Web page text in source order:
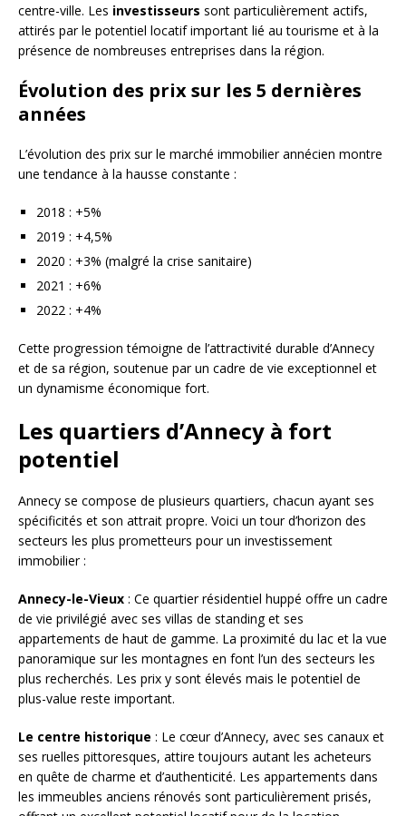
centre-ville. Les investisseurs sont particulièrement actifs,
attirés par le potentiel locatif important lié au tourisme et à la
présence de nombreuses entreprises dans la région.
Évolution des prix sur les 5 dernières
années
L’évolution des prix sur le marché immobilier annécien montre
une tendance à la hausse constante :
2018 : +5%
2019 : +4,5%
2020 : +3% (malgré la crise sanitaire)
2021 : +6%
2022 : +4%
Cette progression témoigne de l’attractivité durable d’Annecy
et de sa région, soutenue par un cadre de vie exceptionnel et
un dynamisme économique fort.
Les quartiers d’Annecy à fort
potentiel
Annecy se compose de plusieurs quartiers, chacun ayant ses
spécificités et son attrait propre. Voici un tour d’horizon des
secteurs les plus prometteurs pour un investissement
immobilier :
Annecy-le-Vieux : Ce quartier résidentiel huppé offre un cadre
de vie privilégié avec ses villas de standing et ses
appartements de haut de gamme. La proximité du lac et la vue
panoramique sur les montagnes en font l’un des secteurs les
plus recherchés. Les prix y sont élevés mais le potentiel de
plus-value reste important.
Le centre historique : Le cœur d’Annecy, avec ses canaux et
ses ruelles pittoresques, attire toujours autant les acheteurs
en quête de charme et d’authenticité. Les appartements dans
les immeubles anciens rénovés sont particulièrement prisés,